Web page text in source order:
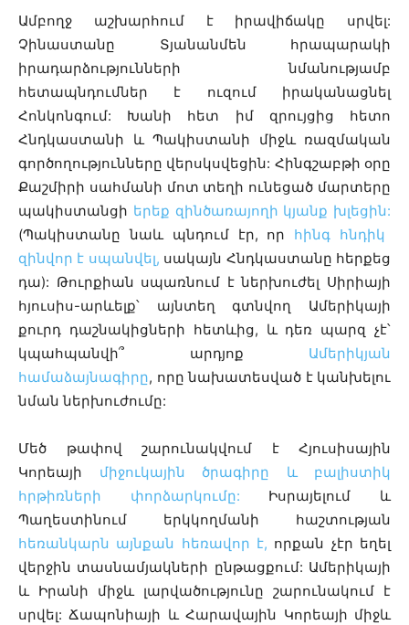
Ամբողջ աշխարհում է իրավիճակը սրվել:
Չինաստանը Տյանանմեն հրապարակի
իրադարձությունների նմանությամբ
հետապնդումներ է ուզում իրականացնել
Հոնկոնգում: Խանի հետ իմ զրույցից հետո
Հնդկաստանի և Պակիստանի միջև ռազմական
գործողությունները վերսկսվեցին: Հինգշաբթի օրը
Քաշմիրի սահմանի մոտ տեղի ունեցած մարտերը
պակիստանցի երեք զինծառայողի կյանք խլեցին:
(Պակիստանը նաև պնդում էր, որ
հինգ հնդիկ
զինվոր է սպանվել, սակայն Հնդկաստանը հերքեց
դա): Թուրքիան սպառնում է ներխուժել Սիրիայի
հյուսիս-արևելք՝ այնտեղ գտնվող Ամերիկայի
քուրդ դաշնակիցների հետևից, և դեռ պարզ չէ՝
կպահպանվի՞ արդյոք
Ամերիկյան
համաձայնագիրը, որը նախատեսված է կանխելու
նման ներխուժումը:
Մեծ թափով շարունակվում է Հյուսիսային
Կորեայի
միջուկային ծրագիրը և բալիստիկ
հրթիռների փորձարկումը: Իսրայելում և
Պաղեստինում երկկողմանի հաշտության
հեռանկարն այնքան հեռավոր է, որքան չէր եղել
վերջին տասնամյակների ընթացքում: Ամերիկայի
և Իրանի միջև լարվածությունը շարունակում է
սրվել: Ճապոնիայի և Հարավային Կորեայի միջև